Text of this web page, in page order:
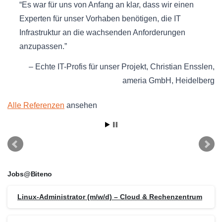
Es war für uns von Anfang an klar, dass wir einen
Experten für unser Vorhaben benötigen, die IT
Infrastruktur an die wachsenden Anforderungen
anzupassen.
Echte IT-Profis für unser Projekt Christian Ensslen
ameria GmbH
Heidelberg
Alle Referenzen ansehen
Jobs@Biteno
Linux-Administrator (m/w/d) – Cloud & Rechenzentrum